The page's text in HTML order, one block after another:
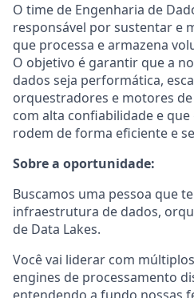
O time de Engenharia de
responsável por sustentar e
que processa e armazena
O objetivo é garantir que a
dados seja performática,
orquestradores e motores
com alta confiabilidade e
rodem de forma eficiente e
Sobre a oportunidade:
Buscamos uma pessoa que
infraestrutura de dados,
de Data Lakes.
Você vai liderar com
engines de processamento